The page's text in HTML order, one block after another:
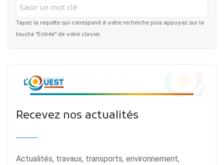
Tapez la requête qui correspond à votre recherche puis appuyez sur la
touche "Entrée" de votre clavier.
Recevez nos actualités
Actualités, travaux, transports, environnement,